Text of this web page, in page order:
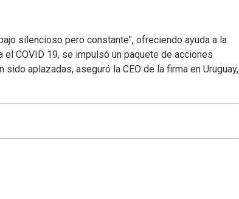
silencioso pero constante", ofreciendo ayuda a la
COVID 19, se impulsó un paquete de acciones
aplazadas, aseguró la CEO de la firma en Uruguay,